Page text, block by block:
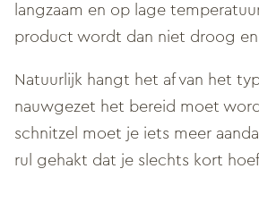
langzaam en op lage
product wordt dan niet droog
Natuurlijk hangt het af van het
nauwgezet het bereid moet
schnitzel moet je iets meer
rul gehakt dat je slechts kort